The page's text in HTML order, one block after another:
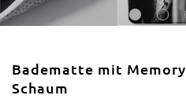
Badematte mit Memory
Schaum